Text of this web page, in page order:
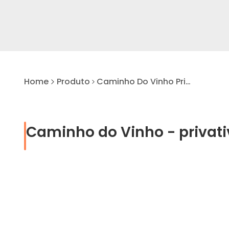
Home Produto Caminho Do Vinho Privativo
Caminho do Vinho -